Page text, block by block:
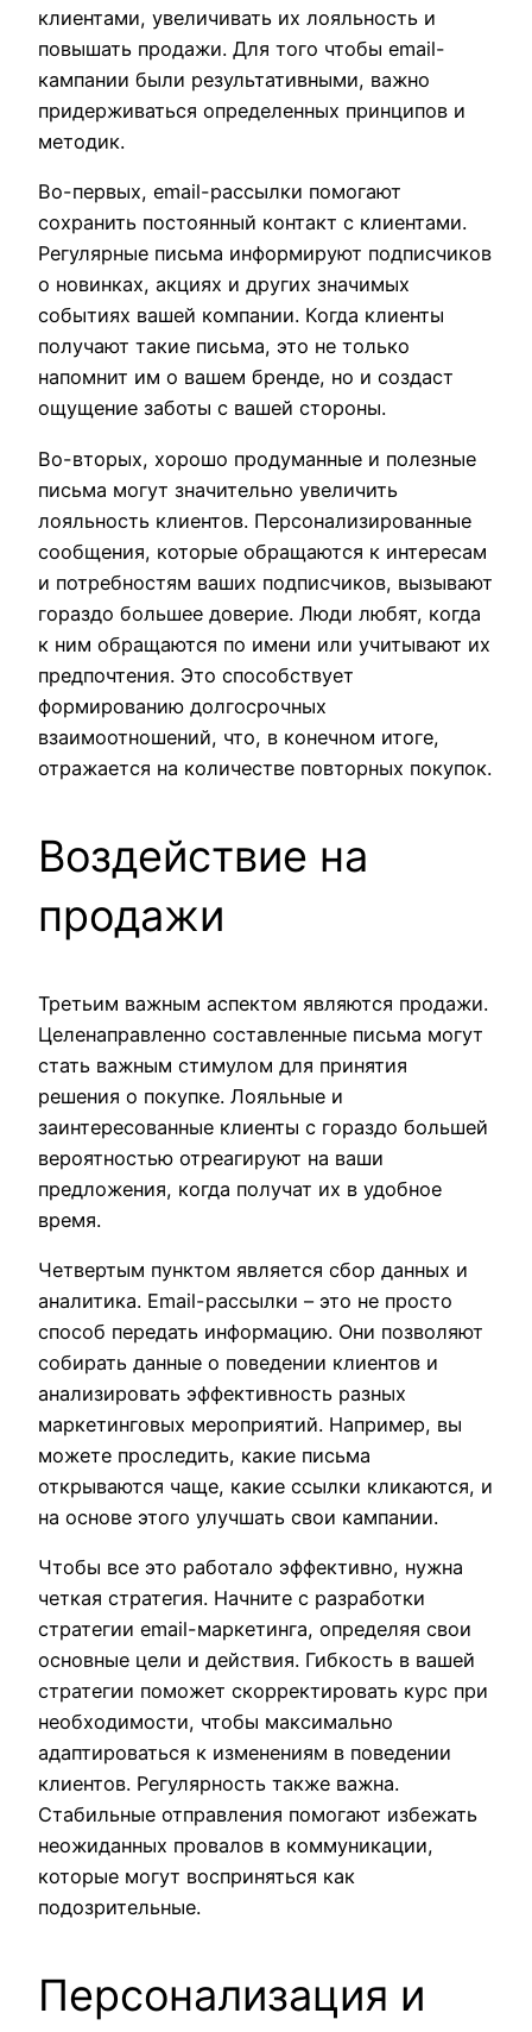
клиентами, увеличивать их лояльность и
повышать продажи. Для того чтобы email-
кампании были результативными, важно
придерживаться определенных принципов и
методик.
Во-первых, email-рассылки помогают
сохранить постоянный контакт с клиентами.
Регулярные письма информируют подписчиков
о новинках, акциях и других значимых
событиях вашей компании. Когда клиенты
получают такие письма, это не только
напомнит им о вашем бренде, но и создаст
ощущение заботы с вашей стороны.
Во-вторых, хорошо продуманные и полезные
письма могут значительно увеличить
лояльность клиентов. Персонализированные
сообщения, которые обращаются к интересам
и потребностям ваших подписчиков, вызывают
гораздо большее доверие. Люди любят, когда
к ним обращаются по имени или учитывают их
предпочтения. Это способствует
формированию долгосрочных
взаимоотношений, что, в конечном итоге,
отражается на количестве повторных покупок.
Воздействие на
продажи
Третьим важным аспектом являются продажи.
Целенаправленно составленные письма могут
стать важным стимулом для принятия
решения о покупке. Лояльные и
заинтересованные клиенты с гораздо большей
вероятностью отреагируют на ваши
предложения, когда получат их в удобное
время.
Четвертым пунктом является сбор данных и
аналитика. Email-рассылки – это не просто
способ передать информацию. Они позволяют
собирать данные о поведении клиентов и
анализировать эффективность разных
маркетинговых мероприятий. Например, вы
можете проследить, какие письма
открываются чаще, какие ссылки кликаются, и
на основе этого улучшать свои кампании.
Чтобы все это работало эффективно, нужна
четкая стратегия. Начните с разработки
стратегии email-маркетинга, определяя свои
основные цели и действия. Гибкость в вашей
стратегии поможет скорректировать курс при
необходимости, чтобы максимально
адаптироваться к изменениям в поведении
клиентов. Регулярность также важна.
Стабильные отправления помогают избежать
неожиданных провалов в коммуникации,
которые могут восприняться как
подозрительные.
Персонализация и